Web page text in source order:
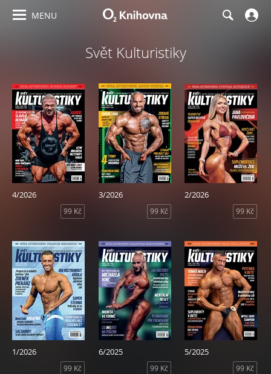
MENU
Svět Kulturistiky
4/2026
99 Kč
3/2026
99 Kč
2/2026
99 Kč
1/2026
99 Kč
6/2025
99 Kč
5/2025
99 Kč